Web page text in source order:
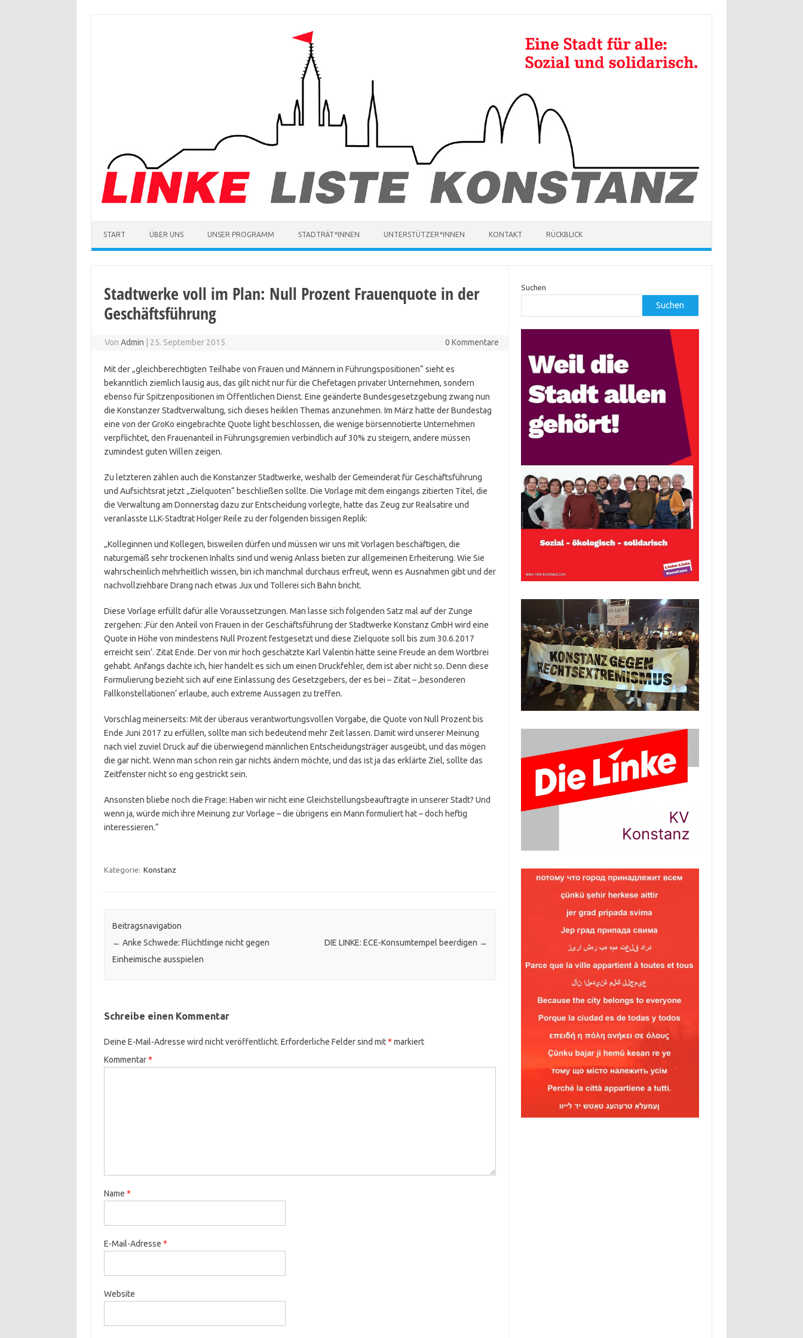
START ÜBER UNS UNSER PROGRAMM STADTRÄT*INNEN UNTERSTÜTZER*INNEN KONTAKT RÜCKBLICK
Stadtwerke voll im Plan: Null Prozent Frauenquote in der
Geschäftsführung
VonAdmin 25. September 2015 0 Kommentare
Mit der „gleichberechtigten Teilhabe von Frauen und Männern in Führungspositionen“ sieht es
bekanntlich ziemlich lausig aus, das gilt nicht nur für die Chefetagen privater Unternehmen, sondern
ebenso für Spitzenpositionen im Öffentlichen Dienst. Eine geänderte Bundesgesetzgebung zwang nun
die Konstanzer Stadtverwaltung, sich dieses heiklen Themas anzunehmen. Im März hatte der Bundestag
eine von der GroKo eingebrachte Quote light beschlossen, die wenige börsennotierte Unternehmen
verpflichtet, den Frauenanteil in Führungsgremien verbindlich auf 30% zu steigern, andere müssen
zumindest guten Willen zeigen.
Zu letzteren zählen auch die Konstanzer Stadtwerke, weshalb der Gemeinderat für Geschäftsführung
und Aufsichtsrat jetzt „Zielquoten“ beschließen sollte. Die Vorlage mit dem eingangs zitierten Titel, die
die Verwaltung am Donnerstag dazu zur Entscheidung vorlegte, hatte das Zeug zur Realsatire und
veranlasste LLK-Stadtrat Holger Reile zu der folgenden bissigen Replik:
„Kolleginnen und Kollegen, bisweilen dürfen und müssen wir uns mit Vorlagen beschäftigen, die
naturgemäß sehr trockenen Inhalts sind und wenig Anlass bieten zur allgemeinen Erheiterung. Wie Sie
wahrscheinlich mehrheitlich wissen, bin ich manchmal durchaus erfreut, wenn es Ausnahmen gibt und der
nachvollziehbare Drang nach etwas Jux und Tollerei sich Bahn bricht.
Diese Vorlage erfüllt dafür alle Voraussetzungen. Man lasse sich folgenden Satz mal auf der Zunge
zergehen: ‚Für den Anteil von Frauen in der Geschäftsführung der Stadtwerke Konstanz GmbH wird eine
Quote in Höhe von mindestens Null Prozent festgesetzt und diese Zielquote soll bis zum 30.6.2017
erreicht sein‘. Zitat Ende. Der von mir hoch geschätzte Karl Valentin hätte seine Freude an dem Wortbrei
gehabt. Anfangs dachte ich, hier handelt es sich um einen Druckfehler, dem ist aber nicht so. Denn diese
Formulierung bezieht sich auf eine Einlassung des Gesetzgebers, der es bei – Zitat – ‚besonderen
Fallkonstellationen‘ erlaube, auch extreme Aussagen zu treffen.
Vorschlag meinerseits: Mit der überaus verantwortungsvollen Vorgabe, die Quote von Null Prozent bis
Ende Juni 2017 zu erfüllen, sollte man sich bedeutend mehr Zeit lassen. Damit wird unserer Meinung
nach viel zuviel Druck auf die überwiegend männlichen Entscheidungsträger ausgeübt, und das mögen
die gar nicht. Wenn man schon rein gar nichts ändern möchte, und das ist ja das erklärte Ziel, sollte das
Zeitfenster nicht so eng gestrickt sein.
Ansonsten bliebe noch die Frage: Haben wir nicht eine Gleichstellungsbeauftragte in unserer Stadt? Und
wenn ja, würde mich ihre Meinung zur Vorlage – die übrigens ein Mann formuliert hat – doch heftig
interessieren.“
Kategorie: Konstanz
Beitragsnavigation
← Anke Schwede: Flüchtlinge nicht gegen
Einheimische ausspielen
DIE LINKE: ECE-Konsumtempel beerdigen →
Schreibe einen Kommentar
Deine E-Mail-Adresse wird nicht veröffentlicht. Erforderliche Felder sind mit* markiert
Kommentar*
Name *
E-Mail-Adresse *
Website
Suchen
Suchen